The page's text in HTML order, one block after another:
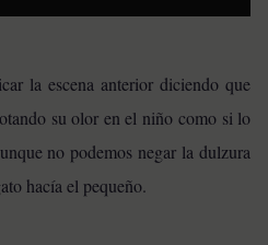
la escena anterior diciendo que
su olor en el niño como si lo
no podemos negar la dulzura
hacía el pequeño.